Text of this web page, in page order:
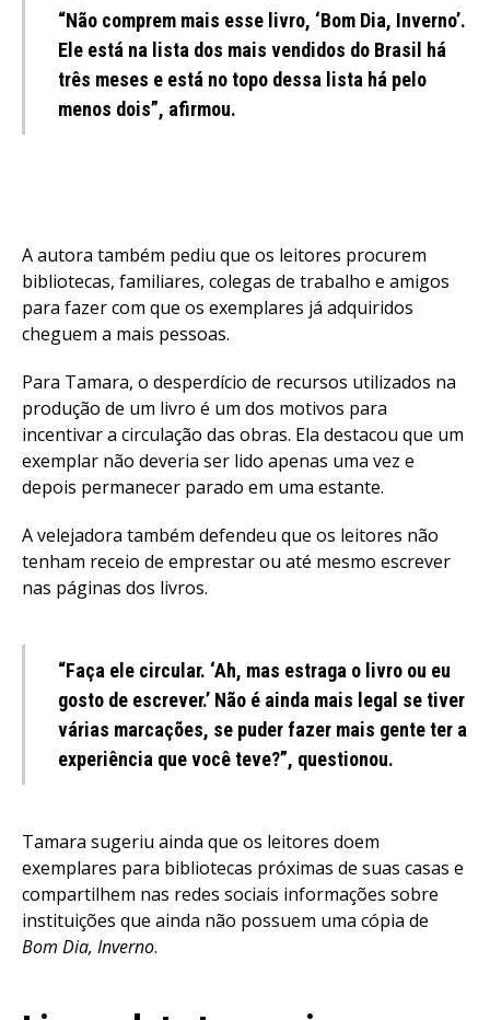
“Não comprem mais esse livro, ‘Bom Dia, Inverno’.
Ele está na lista dos mais vendidos do Brasil há
três meses e está no topo dessa lista há pelo
menos dois”, afirmou.
A autora também pediu que os leitores procurem
bibliotecas, familiares, colegas de trabalho e amigos
para fazer com que os exemplares já adquiridos
cheguem a mais pessoas.
Para Tamara, o desperdício de recursos utilizados na
produção de um livro é um dos motivos para
incentivar a circulação das obras. Ela destacou que um
exemplar não deveria ser lido apenas uma vez e
depois permanecer parado em uma estante.
A velejadora também defendeu que os leitores não
tenham receio de emprestar ou até mesmo escrever
nas páginas dos livros.
“Faça ele circular. ‘Ah, mas estraga o livro ou eu
gosto de escrever.’ Não é ainda mais legal se tiver
várias marcações, se puder fazer mais gente ter a
experiência que você teve?”, questionou.
Tamara sugeriu ainda que os leitores doem
exemplares para bibliotecas próximas de suas casas e
compartilhem nas redes sociais informações sobre
instituições que ainda não possuem uma cópia de
Bom Dia, Inverno.